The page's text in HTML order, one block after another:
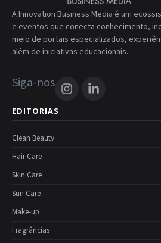
A Innovation Business Media é um
e eventos que conecta conhecimento,
meio de portais especializados,
além de iniciativas educacionais.
Siga-nos
EDITORIAS
Clean Beauty
Hair Care
Skin Care
Sun Care
Make-up
Fragrâncias